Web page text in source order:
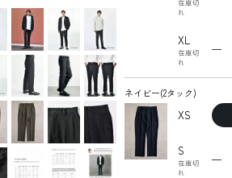
在庫切
れ
XL
在庫切
れ
—
ネイビー(2タック)
XS
S
在庫切
れ
—